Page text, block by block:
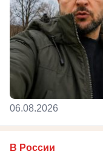
06.08.2026
В России